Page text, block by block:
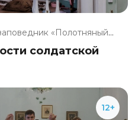
Музей-заповедник «Полотняный З...
солдатской
12+